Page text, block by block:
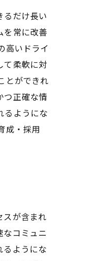
るだけ長い
を常に改善
高いドライ
て柔軟に対
とができれ
つ正確な情
るようにな
成・採用
スが含まれ
なコミュニ
るようにな